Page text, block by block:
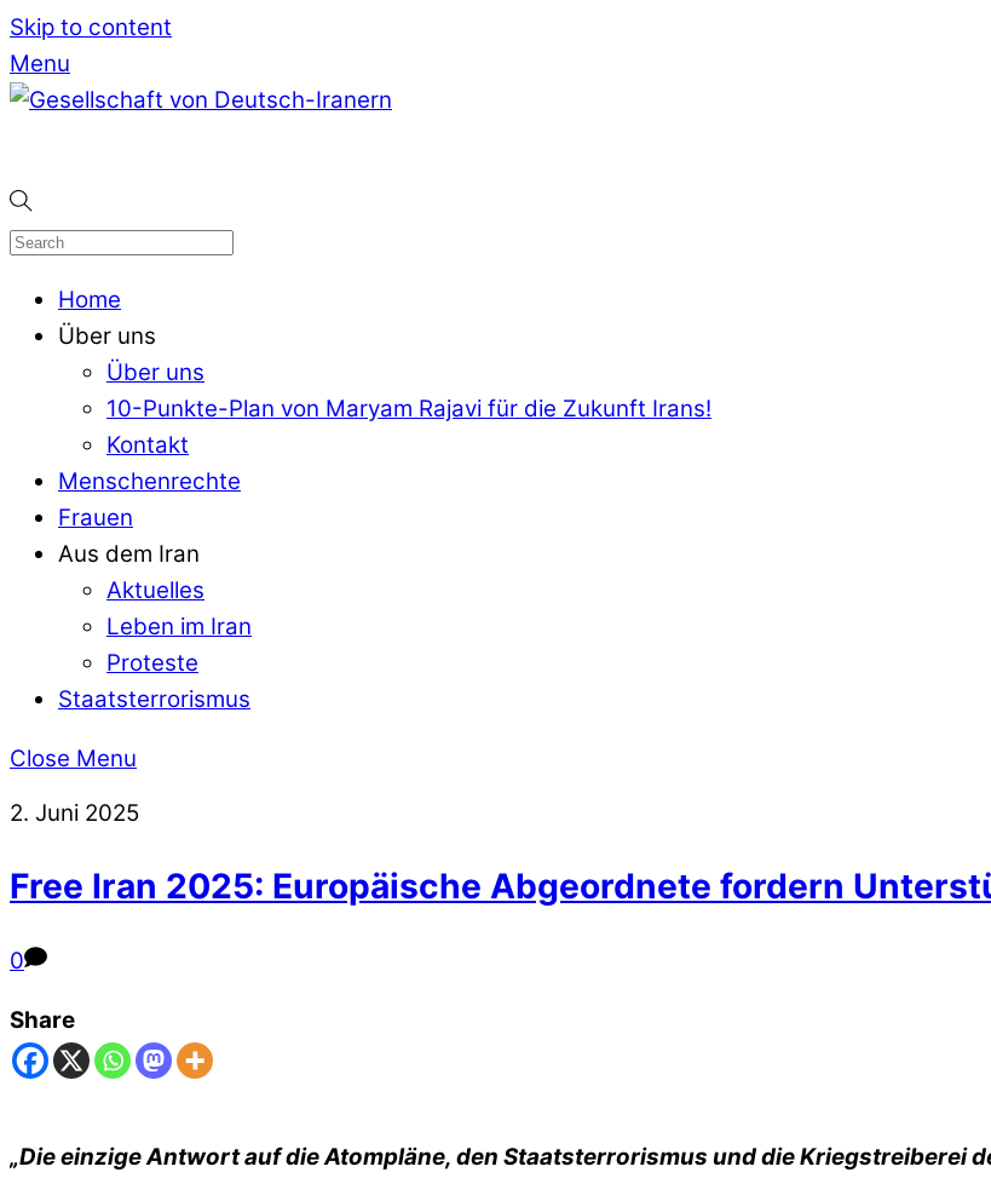
Skip to content
Menu
Home
Über uns
Über uns
10-Punkte-Plan von Maryam Rajavi für die Zukunft Irans!
Kontakt
Menschenrechte
Frauen
Aus dem Iran
Aktuelles
Leben im Iran
Proteste
Staatsterrorismus
Close Menu
2. Juni 2025
Free Iran 2025: Europäische Abgeordnete fordern
0
Share
„Die einzige Antwort auf die Atompläne, den Staatsterrorismus und die Kriegstreiberei